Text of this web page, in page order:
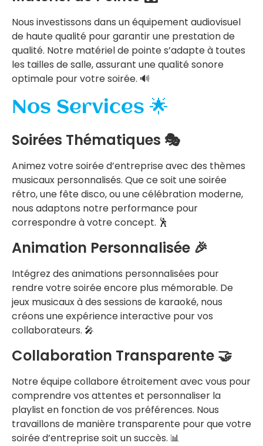
Nous investissons dans un équipement audiovisuel
de haute qualité pour garantir une prestation de
qualité. Notre matériel de pointe s’adapte à toutes
les tailles de salle, assurant une qualité sonore
optimale pour votre soirée. 🔊
Nos Services 🌟
Soirées Thématiques 🎭
Animez votre soirée d’entreprise avec des thèmes
musicaux personnalisés. Que ce soit une soirée
rétro, une fête disco, ou une célébration moderne,
nous adaptons notre performance pour
correspondre à votre concept. 🕺
Animation Personnalisée 🎉
Intégrez des animations personnalisées pour
rendre votre soirée encore plus mémorable. De
jeux musicaux à des sessions de karaoké, nous
créons une expérience interactive pour vos
collaborateurs. 🎤
Collaboration Transparente 🤝
Notre équipe collabore étroitement avec vous pour
comprendre vos attentes et personnaliser la
playlist en fonction de vos préférences. Nous
travaillons de manière transparente pour que votre
soirée d’entreprise soit un succès. 📊